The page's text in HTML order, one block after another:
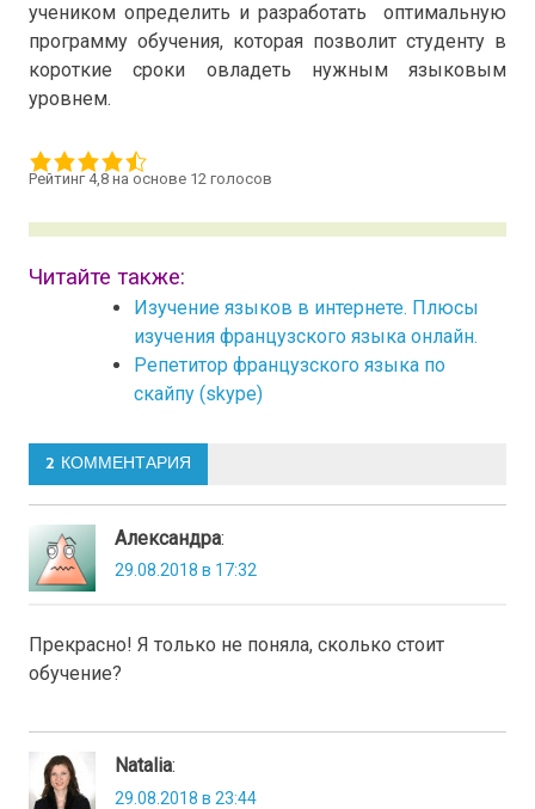
учеником определить и разработать оптимальную
программу обучения, которая позволит студенту в
короткие сроки овладеть нужным языковым
уровнем.
Рейтинг 4,8 на основе 12 голосов
Читайте также:
Изучение языков в интернете. Плюсы
изучения французского языка онлайн.
Репетитор французского языка по
скайпу (skype)
2 КОММЕНТАРИЯ
Александра:
29.08.2018 в 17:32
Прекрасно! Я только не поняла, сколько стоит
обучение?
Natalia:
29.08.2018 в 23:44